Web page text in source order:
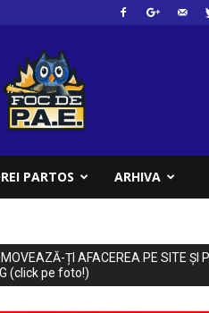
PARTOS ARHIVA
ȚI AFACEREA PE SITE ȘI
(click pe foto!)